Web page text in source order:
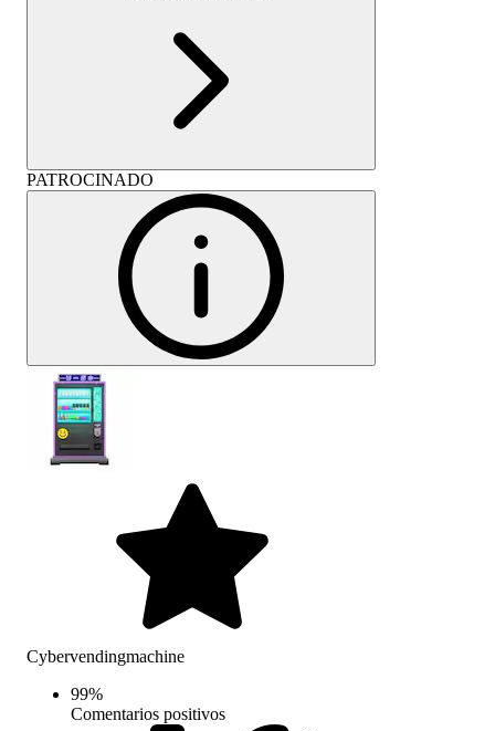
PATROCINADO
Cybervendingmachine
99%
Comentarios positivos